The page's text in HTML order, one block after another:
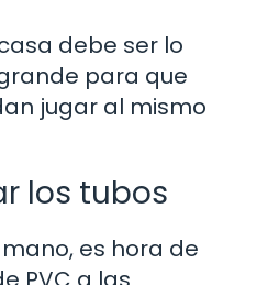
debe ser lo
para que
jugar al mismo
los tubos
es hora de